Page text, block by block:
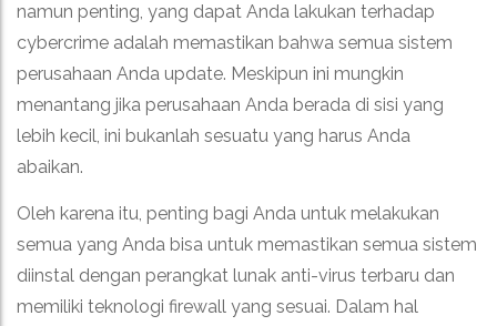
namun penting, yang dapat Anda lakukan terhadap
cybercrime adalah memastikan bahwa semua sistem
perusahaan Anda update. Meskipun ini mungkin
menantang jika perusahaan Anda berada di sisi yang
lebih kecil, ini bukanlah sesuatu yang harus Anda
abaikan.
Oleh karena itu, penting bagi Anda untuk melakukan
semua yang Anda bisa untuk memastikan semua sistem
diinstal dengan perangkat lunak anti-virus terbaru dan
memiliki teknologi firewall yang sesuai. Dalam hal